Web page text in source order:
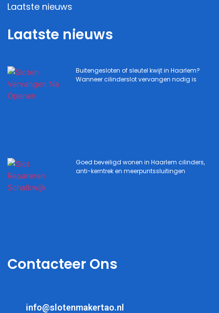
Laatste nieuws
Laatste nieuws
Buitengesloten of sleutel kwijt in Haarlem?
Wanneer cilinderslot vervangen nodig is
Goed beveiligd wonen in Haarlem cilinders,
anti-kerntrek en meerpuntssluitingen
Contacteer Ons
info@slotenmakertao.nl